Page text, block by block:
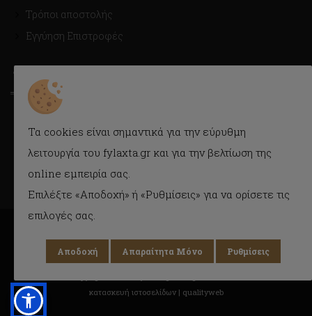
Τρόποι αποστολής
Εγγύηση Επιστροφές
ΤΡΟΠΟΙ ΑΠΟΣΤΟΛΗΣ
Με Courier εύκολα και γρήγορα στην πόρτα σας.
Δυνατότητα παραλαβής και από το κατάστημα.
κατασκευή ιστοσελίδων | qualityweb
Τα cookies είναι σημαντικά για την εύρυθμη
λειτουργία του fylaxta.gr και για την βελτίωση της
online εμπειρία σας.
Επιλέξτε «Αποδοχή» ή «Ρυθμίσεις» για να ορίσετε τις
επιλογές σας.
Αποδοχή Απαραίτητα Μόνο Ρυθμίσεις